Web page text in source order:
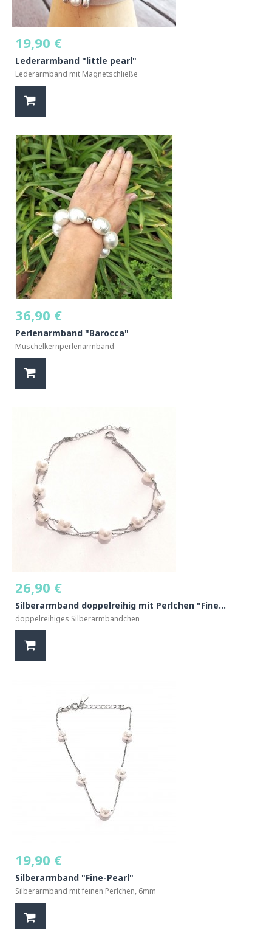
19,90 €
Lederarmband "little pearl"
Lederarmband mit Magnetschließe
36,90 €
Perlenarmband "Barocca"
Muschelkernperlenarmband
26,90 €
Silberarmband doppelreihig mit Perlchen "Fine...
doppelreihiges Silberarmbändchen
19,90 €
Silberarmband "Fine-Pearl"
Silberarmband mit feinen Perlchen, 6mm